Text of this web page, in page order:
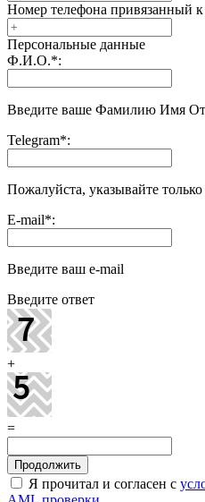
Номер телефона привязанный
Персональные данные
Ф.И.О.*:
Введите ваше Фамилию Имя
Telegram*:
Пожалуйста, указывайте
E-mail*:
Введите ваш e-mail
Введите ответ
+
=
Я прочитал и согласен с